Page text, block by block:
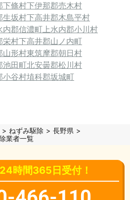
下條村下伊那郡売木村
生坂村下高井郡木島平村
内郡信濃町上水内郡小川村
栄村下高井郡山ノ内町
山形村東筑摩郡朝日村
池田町北安曇郡松川村
小谷村埴科郡坂城町
ねずみ駆除
長野県
業者一覧
24時間365日受付！